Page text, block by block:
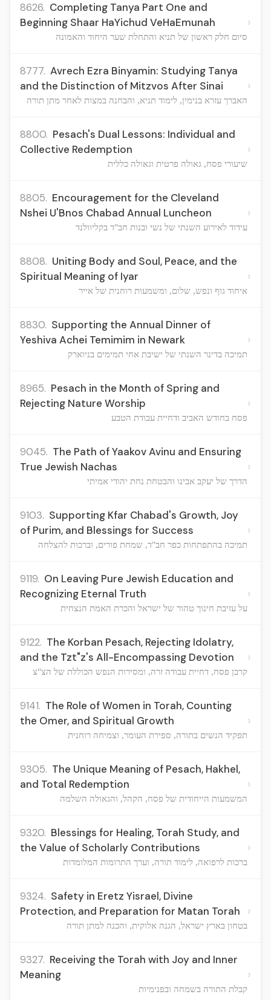
8626. Completing Tanya Part One and
Beginning Shaar HaYichud VeHaEmunah
סיום חלק ראשון של תניא והתחלת שער היחוד והאמונה
›
8777. Avrech Ezra Binyamin: Studying Tanya
and the Distinction of Mitzvos After Sinai
האברך עזרא בנימין, לימוד תניא, והבחנה במצות לאחר מתן תורה
›
8800. Pesach's Dual Lessons: Individual and
Collective Redemption
שיעורי פסח, גאולה פרטית וגאולה כללית
›
8805. Encouragement for the Cleveland
Nshei U'Bnos Chabad Annual Luncheon
עידוד לאירוע השנתי של נשי ובנות חב"ד בקליוולנד
›
8808. Uniting Body and Soul, Peace, and the
Spiritual Meaning of Iyar
איחוד גוף ונפש, שלום, ומשמעות רוחנית של אייר
›
8830. Supporting the Annual Dinner of
Yeshiva Achei Temimim in Newark
תמיכה בדינר השנתי של ישיבת אחי תמימים בניוארק
›
8965. Pesach in the Month of Spring and
Rejecting Nature Worship
פסח בחודש האביב ודחיית עבודת הטבע
›
9045. The Path of Yaakov Avinu and Ensuring
True Jewish Nachas
הדרך של יעקב אבינו והבטחת נחת יהודי אמיתי
›
9103. Supporting Kfar Chabad's Growth, Joy
of Purim, and Blessings for Success
תמיכה בהתפתחות כפר חב"ד, שמחת פורים, וברכות להצלחה
›
9119. On Leaving Pure Jewish Education and
Recognizing Eternal Truth
על עזיבת חינוך טהור של ישראל והכרת האמת הנצחית
›
9122. The Korban Pesach, Rejecting Idolatry,
and the Tzt"z's All-Encompassing Devotion
קרבן פסח, דחיית עבודה זרה, ומסירות הנפש הכוללת של הצ"צ
›
9141. The Role of Women in Torah, Counting
the Omer, and Spiritual Growth
תפקיד הנשים בתורה, ספירת העומר, וצמיחה רוחנית
›
9305. The Unique Meaning of Pesach, Hakhel,
and Total Redemption
המשמעות הייחודית של פסח, הקהל, והגאולה השלמה
›
9320. Blessings for Healing, Torah Study, and
the Value of Scholarly Contributions
ברכות לרפואה, לימוד תורה, וערך התרומות המלומדות
›
9324. Safety in Eretz Yisrael, Divine
Protection, and Preparation for Matan Torah
בטחון בארץ ישראל, הגנה אלוקית, והכנה למתן תורה
›
9327. Receiving the Torah with Joy and Inner
Meaning
קבלת התורה בשמחה ובפנימיות
›